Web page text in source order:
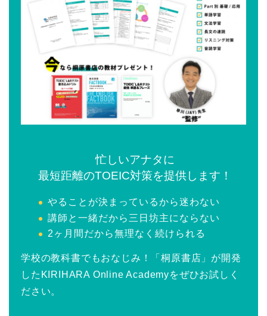
忙しいアナタに
最短距離のTOEIC対策を提供します！
やることが決まっているから迷わない
講師と一緒だから三日坊主にならない
2ヶ月間だから無理なく続けられる
学校の教科書でもおなじみ！「桐原書店」が開発
したKIRIHARA Online Academyをぜひお試しく
ださい。